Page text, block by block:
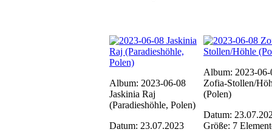
Album: 2023-06-08
Jaskinia Raj
(Paradieshöhle, Polen)
Datum: 23.07.2023
Album: 2023-06-
Zofia-Stollen/
(Polen)
Datum:
Größe: 7